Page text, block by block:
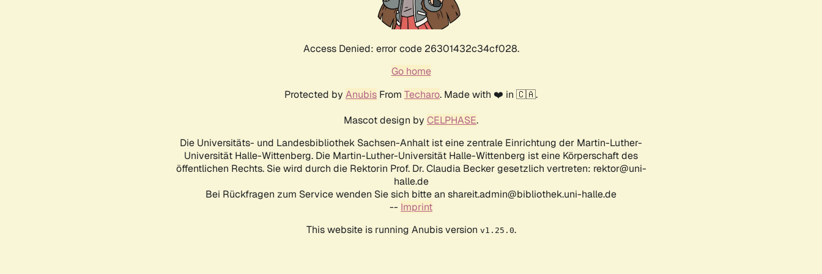
Access Denied: error code 26301432c34cf028.
Go home
Protected by Anubis From Techaro. Made with ❤️ in 🇨🇦.
Mascot design by CELPHASE.
Die Universitäts- und Landesbibliothek Sachsen-Anhalt ist eine zentrale Einrichtung der Martin-Luther-
Universität Halle-Wittenberg. Die Martin-Luther-Universität Halle-Wittenberg ist eine Körperschaft des
öffentlichen Rechts. Sie wird durch die Rektorin Prof. Dr. Claudia Becker gesetzlich vertreten: rektor@uni-
halle.de
Bei Rückfragen zum Service wenden Sie sich bitte an shareit.admin@bibliothek.uni-halle.de
-- Imprint
This website is running Anubis version v1.25.0.